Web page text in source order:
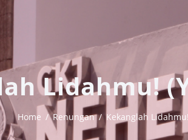
Lidahmu!
Home Renungan Kekanglah